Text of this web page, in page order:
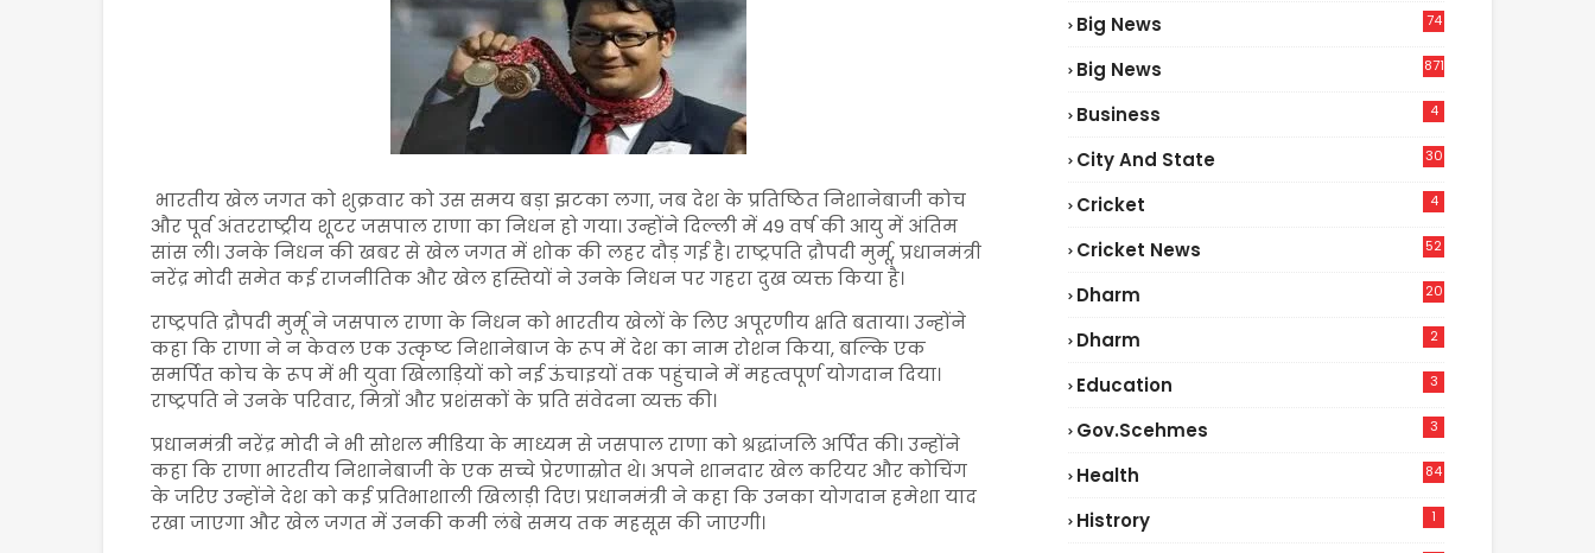
भारतीय खेल जगत को शुक्रवार को उस समय बड़ा झटका लगा, जब देश के प्रतिष्ठित निशानेबाजी कोच
और पूर्व अंतरराष्ट्रीय शूटर जसपाल राणा का निधन हो गया। उन्होंने दिल्ली में 49 वर्ष की आयु में अंतिम
सांस ली। उनके निधन की खबर से खेल जगत में शोक की लहर दौड़ गई है। राष्ट्रपति द्रौपदी मुर्मू, प्रधानमंत्री
नरेंद्र मोदी समेत कई राजनीतिक और खेल हस्तियों ने उनके निधन पर गहरा दुख व्यक्त किया है।
राष्ट्रपति द्रौपदी मुर्मू ने जसपाल राणा के निधन को भारतीय खेलों के लिए अपूरणीय क्षति बताया। उन्होंने
कहा कि राणा ने न केवल एक उत्कृष्ट निशानेबाज के रूप में देश का नाम रोशन किया, बल्कि एक
समर्पित कोच के रूप में भी युवा खिलाड़ियों को नई ऊंचाइयों तक पहुंचाने में महत्वपूर्ण योगदान दिया।
राष्ट्रपति ने उनके परिवार, मित्रों और प्रशंसकों के प्रति संवेदना व्यक्त की।
प्रधानमंत्री नरेंद्र मोदी ने भी सोशल मीडिया के माध्यम से जसपाल राणा को श्रद्धांजलि अर्पित की। उन्होंने
कहा कि राणा भारतीय निशानेबाजी के एक सच्चे प्रेरणास्रोत थे। अपने शानदार खेल करियर और कोचिंग
के जरिए उन्होंने देश को कई प्रतिभाशाली खिलाड़ी दिए। प्रधानमंत्री ने कहा कि उनका योगदान हमेशा याद
रखा जाएगा और खेल जगत में उनकी कमी लंबे समय तक महसूस की जाएगी।
Big News
74
Big News 871
Business 4
City And State 30
Cricket 4
Cricket News
52
Dharm 20
Dharm 2
Education 3
Gov.scehmes 3
Health
84
Histrory 1